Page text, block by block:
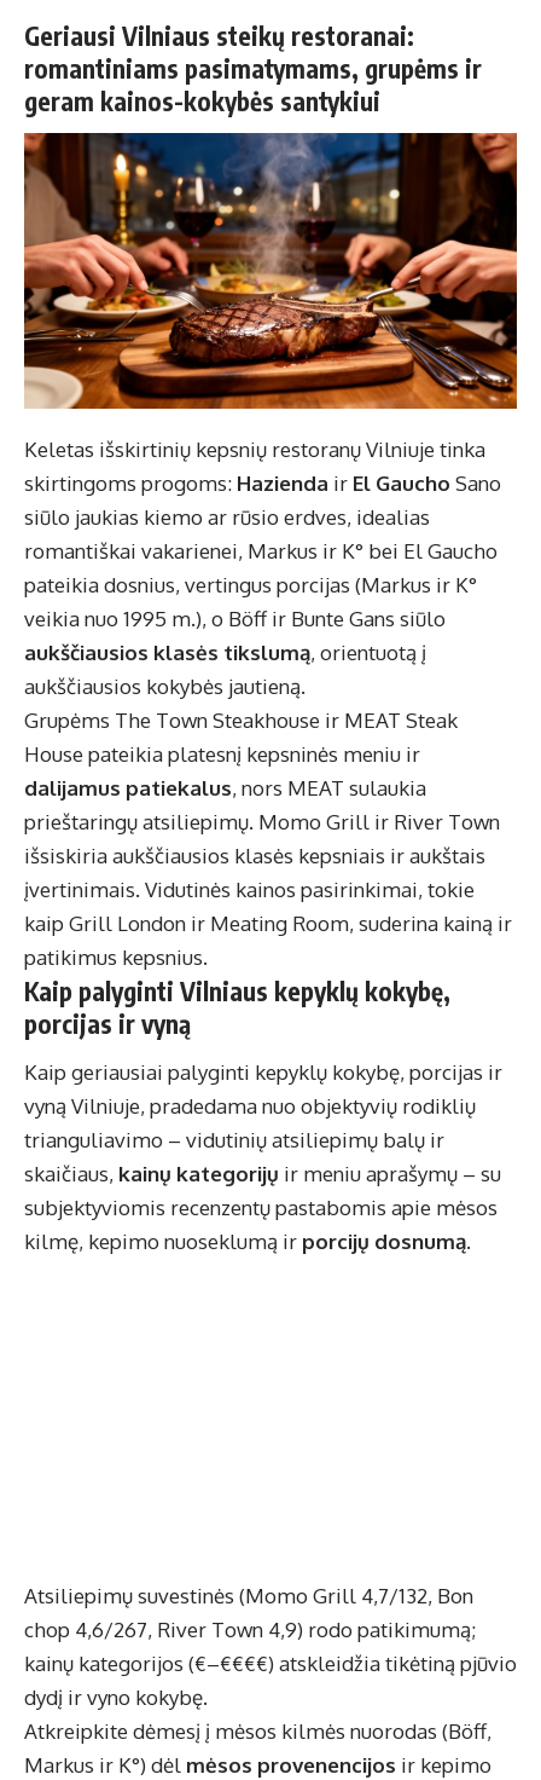
Geriausi Vilniaus steikų restoranai:
romantiniams pasimatymams, grupėms ir
geram kainos-kokybės santykiui
Keletas išskirtinių kepsnių restoranų Vilniuje tinka
skirtingoms progoms: Hazienda ir El Gaucho Sano
siūlo jaukias kiemo ar rūsio erdves, idealias
romantiškai vakarienei, Markus ir K° bei El Gaucho
pateikia dosnius, vertingus porcijas (Markus ir K°
veikia nuo 1995 m.), o Böff ir Bunte Gans siūlo
aukščiausios klasės tikslumą, orientuotą į
aukščiausios kokybės jautieną.
Grupėms The Town Steakhouse ir MEAT Steak
House pateikia platesnį kepsninės meniu ir
dalijamus patiekalus, nors MEAT sulaukia
prieštaringų atsiliepimų. Momo Grill ir River Town
išsiskiria aukščiausios klasės kepsniais ir aukštais
įvertinimais. Vidutinės kainos pasirinkimai, tokie
kaip Grill London ir Meating Room, suderina kainą ir
patikimus kepsnius.
Kaip palyginti Vilniaus kepyklų kokybę,
porcijas ir vyną
Kaip geriausiai palyginti kepyklų kokybę, porcijas ir
vyną Vilniuje, pradedama nuo objektyvių rodiklių
trianguliavimo – vidutinių atsiliepimų balų ir
skaičiaus, kainų kategorijų ir meniu aprašymų – su
subjektyviomis recenzentų pastabomis apie mėsos
kilmę, kepimo nuoseklumą ir porcijų dosnumą.
Atsiliepimų suvestinės (Momo Grill 4,7/132, Bon
chop 4,6/267, River Town 4,9) rodo patikimumą;
kainų kategorijos (€–€€€€) atskleidžia tikėtiną pjūvio
dydį ir vyno kokybę.
Atkreipkite dėmesį į mėsos kilmės nuorodas (Böff,
Markus ir K°) dėl mėsos provenencijos ir kepimo